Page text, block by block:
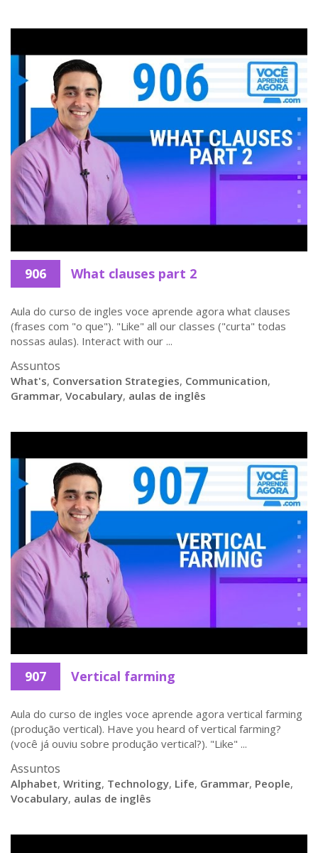
906 What clauses part 2
Aula do curso de ingles voce aprende agora what clauses
(frases com "o que"). "Like" all our classes ("curta" todas
nossas aulas). Interact with our ...
Assuntos
What's, Conversation Strategies, Communication,
Grammar, Vocabulary, aulas de inglês
907 Vertical farming
Aula do curso de ingles voce aprende agora vertical farming
(produção vertical). Have you heard of vertical farming?
(você já ouviu sobre produção vertical?). "Like" ...
Assuntos
Alphabet, Writing, Technology, Life, Grammar, People,
Vocabulary, aulas de inglês